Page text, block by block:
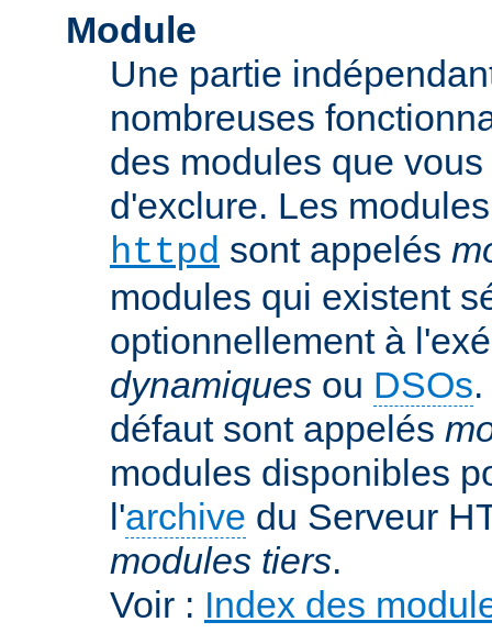
Module
Une partie
nombreuses
des modules que
d'exclure. Les
httpd sont appelés
modules qui existent
optionnellement à
dynamiques ou DSOs
défaut sont appelés
modules disponibles
l'archive du Serveur
modules tiers.
Voir : Index des